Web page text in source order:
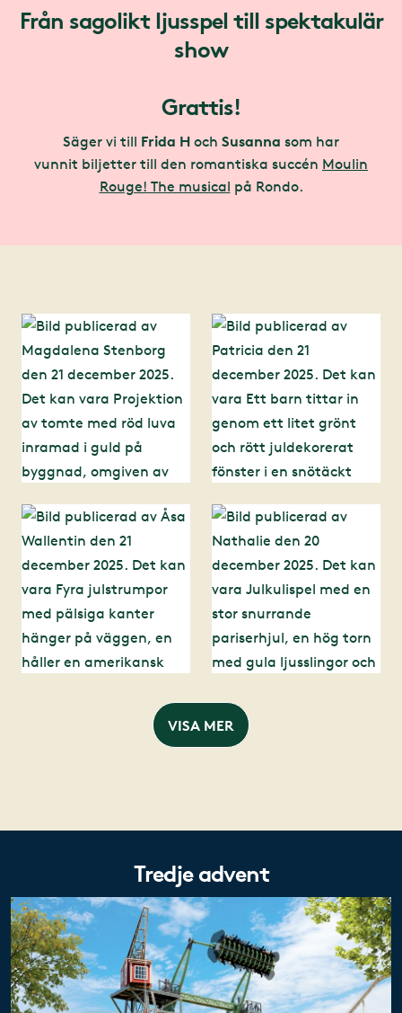
Från sagolikt ljusspel till spektakulär
show
Grattis!
Säger vi till Frida H och Susanna som har
vunnit biljetter till den romantiska succén Moulin
Rouge! The musical på Rondo.
VISA MER
Tredje advent